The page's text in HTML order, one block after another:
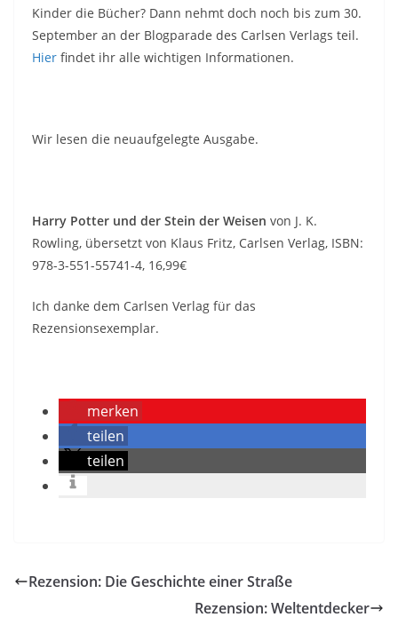
Kinder die Bücher? Dann nehmt doch noch bis zum 30.
September an der Blogparade des Carlsen Verlags teil.
Hier findet ihr alle wichtigen Informationen.
Wir lesen die neuaufgelegte Ausgabe.
Harry Potter und der Stein der Weisen von J. K.
Rowling, übersetzt von Klaus Fritz, Carlsen Verlag, ISBN:
978-3-551-55741-4, 16,99€
Ich danke dem Carlsen Verlag für das
Rezensionsexemplar.
merken
teilen
teilen
Rezension: Die Geschichte einer Straße
Rezension: Weltentdecker